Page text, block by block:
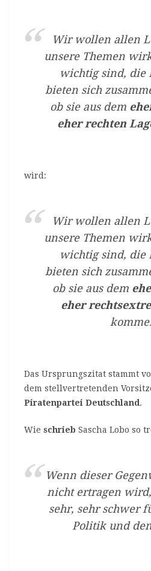
Wir wollen allen
unsere Themen
wichtig sind, die
bieten sich
ob sie aus dem
eher rechten
wird:
Wir wollen allen
unsere Themen
wichtig sind, die
bieten sich
ob sie aus dem
eher
Das Ursprungszitat stammt
dem stellvertretenden
Piratenpartei Deutschland.
Wie schrieb Sascha Lobo so
Wenn dieser
nicht ertragen
sehr, sehr schwer
Politik und